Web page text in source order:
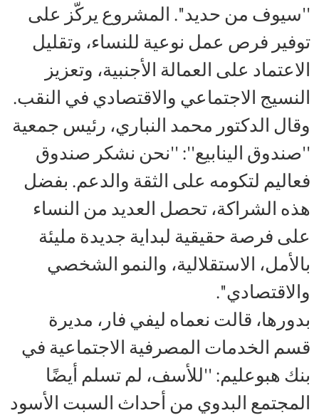
''سيوف من حديد''. المشروع يركّز على
توفير فرص عمل نوعية للنساء، وتقليل
الاعتماد على العمالة الأجنبية، وتعزيز
النسيج الاجتماعي والاقتصادي في النقب.
وقال الدكتور محمد النباري، رئيس جمعية
''صندوق الينابيع'': ''نحن نشكر صندوق
فعاليم لتكومه على الثقة والدعم. بفضل
هذه الشراكة، تحصل العديد من النساء
على فرصة حقيقية لبداية جديدة مليئة
بالأمل، الاستقلالية، والنمو الشخصي
والاقتصادي''.
بدورها، قالت نعماه ليفي فار، مديرة
قسم الخدمات المصرفية الاجتماعية في
بنك هبوعليم: ''للأسف، لم تسلم أيضًا
المجتمع البدوي من أحداث السبت الأسود